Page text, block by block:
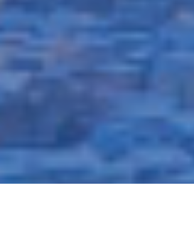
國外旅遊｜精